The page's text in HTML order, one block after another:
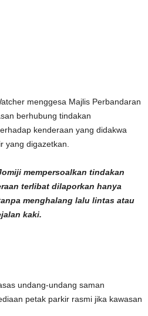
menggesa Majlis Perbandaran
berhubung tindakan
kenderaan yang didakwa
yang digazetkan.
mempersoalkan tindakan
terlibat dilaporkan hanya
menghalang lalu lintas atau
kaki.
undang-undang saman
petak parkir rasmi jika kawasan